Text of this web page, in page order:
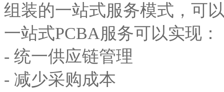
组装的一站式服务模式，可
一站式PCBA服务可以实现：
- 统一供应链管理
- 减少采购成本